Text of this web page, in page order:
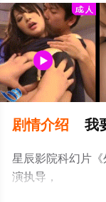
剧情介绍 我
星辰影院科幻片
演执导，